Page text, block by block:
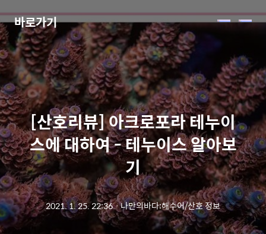
바로가기 메
[산호리뷰] 아크로포라 테누이
스에 대하여 - 테누이스 알아보
기
2021. 1. 25. 22:36ㆍ나만의바다:해수어/산호 정보